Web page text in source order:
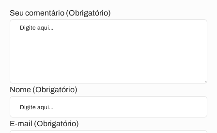
Seu comentário (Obrigatório)
Nome (Obrigatório)
E-mail (Obrigatório)